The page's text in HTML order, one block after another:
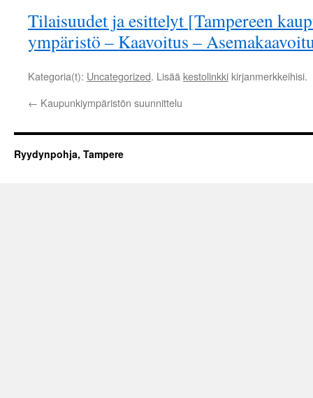
Tilaisuudet ja esittelyt [Tampereen
ympäristö – Kaavoitus –
Kategoria(t): Uncategorized. Lisää kestolinkki kirjanmerkkeihisi.
← Kaupunkiympäristön suunnittelu
Ryydynpohja, Tampere